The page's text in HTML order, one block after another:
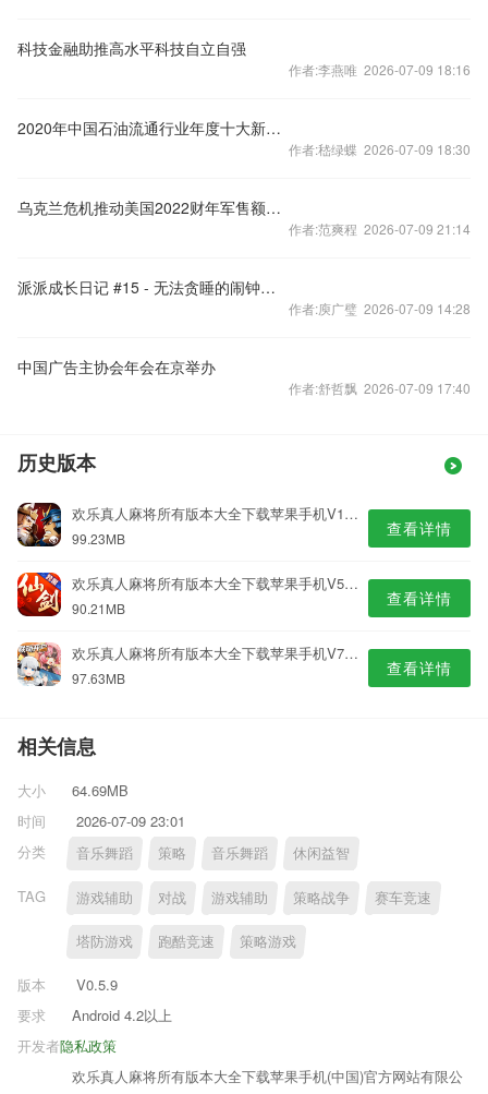
科技金融助推高水平科技自立自强
作者:李燕唯 2026-07-09 18:16
2020年中国石油流通行业年度十大新闻在京发布
作者:嵇绿蝶 2026-07-09 18:30
乌克兰危机推动美国2022财年军售额激增
作者:范爽程 2026-07-09 21:14
派派成长日记 #15 - 无法贪睡的闹钟（12m）
作者:庾广璧 2026-07-09 14:28
中国广告主协会年会在京举办
作者:舒哲飘 2026-07-09 17:40
历史版本
欢乐真人麻将所有版本大全下载苹果手机V1.8专业版
99.23MB 查看详情
欢乐真人麻将所有版本大全下载苹果手机V5.5专业版
90.21MB 查看详情
欢乐真人麻将所有版本大全下载苹果手机V7.9专业版
97.63MB 查看详情
相关信息
大小
64.69MB
时间
2026-07-09 23:01
分类
音乐舞蹈 策略 音乐舞蹈 休闲益智
TAG 游戏辅助 对战 游戏辅助 策略战争 赛车竞速
塔防游戏 跑酷竞速 策略游戏
版本
V0.5.9
要求
Android 4.2以上
隐私政策
开发者
欢乐真人麻将所有版本大全下载苹果手机(中国)官方网站有限公